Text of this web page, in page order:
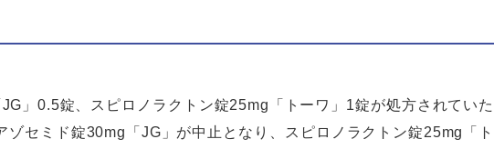
」0.5錠、スピロノラクトン錠25mg「トーワ」1錠が処方されていた
ゾセミド錠30mg「JG」が中止となり、スピロノラクトン錠25mg「ト